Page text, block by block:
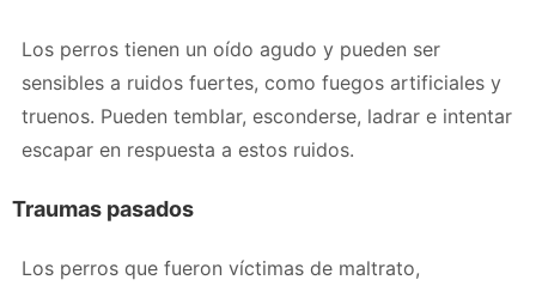
Los perros tienen un oído agudo y pueden ser
sensibles a ruidos fuertes, como fuegos artificiales y
truenos. Pueden temblar, esconderse, ladrar e intentar
escapar en respuesta a estos ruidos.
Traumas pasados
Los perros que fueron víctimas de maltrato,